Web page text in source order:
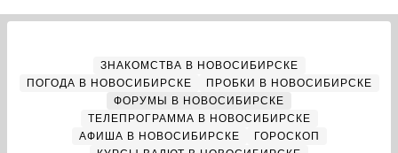
ЗНАКОМСТВА В НОВОСИБИРСКЕ
ПОГОДА В НОВОСИБИРСКЕ
ПРОБКИ В НОВОСИБИРСКЕ
ФОРУМЫ В НОВОСИБИРСКЕ
ТЕЛЕПРОГРАММА В НОВОСИБИРСКЕ
АФИША В НОВОСИБИРСКЕ
ГОРОСКОП